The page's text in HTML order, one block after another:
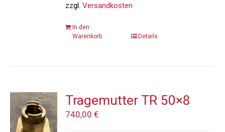
zzgl.Versandkosten
In den
Warenkorb
Details
Tragemutter TR 50×8
740,00€